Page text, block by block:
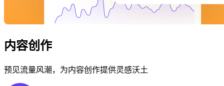
内容创作
预见流量风潮，为内容创作提供灵感沃土